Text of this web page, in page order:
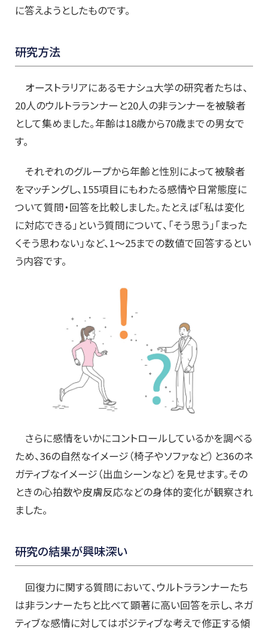
に答えようとしたものです。
研究方法
オーストラリアにあるモナシュ大学の研究者たちは、
20人のウルトラランナーと20人の非ランナーを被験者
として集めました。年齢は18歳から70歳までの男女で
す。
それぞれのグループから年齢と性別によって被験者
をマッチングし、155項目にもわたる感情や日常態度に
ついて質問・回答を比較しました。たとえば「私は変化
に対応できる」という質問について、「そう思う」「まった
くそう思わない」など、1～25までの数値で回答するとい
う内容です。
さらに感情をいかにコントロールしているかを調べる
ため、36の自然なイメージ（椅子やソファなど）と36のネ
ガティブなイメージ（出血シーンなど）を見せます。その
ときの心拍数や皮膚反応などの身体的変化が観察され
ました。
研究の結果が興味深い
回復力に関する質問において、ウルトラランナーたち
は非ランナーたちと比べて顕著に高い回答を示し、ネガ
ティブな感情に対してはポジティブな考えで修正する傾